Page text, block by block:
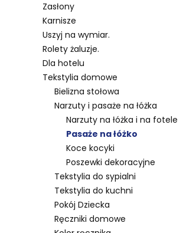
Zasłony
Karnisze
Uszyj na wymiar.
Rolety żaluzje.
Dla hotelu
Tekstylia domowe
Bielizna stołowa
Narzuty i pasaże na łóżka
Narzuty na łóżka i na fotele
Pasaże na łóżko
Koce kocyki
Poszewki dekoracyjne
Tekstylia do sypialni
Tekstylia do kuchni
Pokój Dziecka
Ręczniki domowe